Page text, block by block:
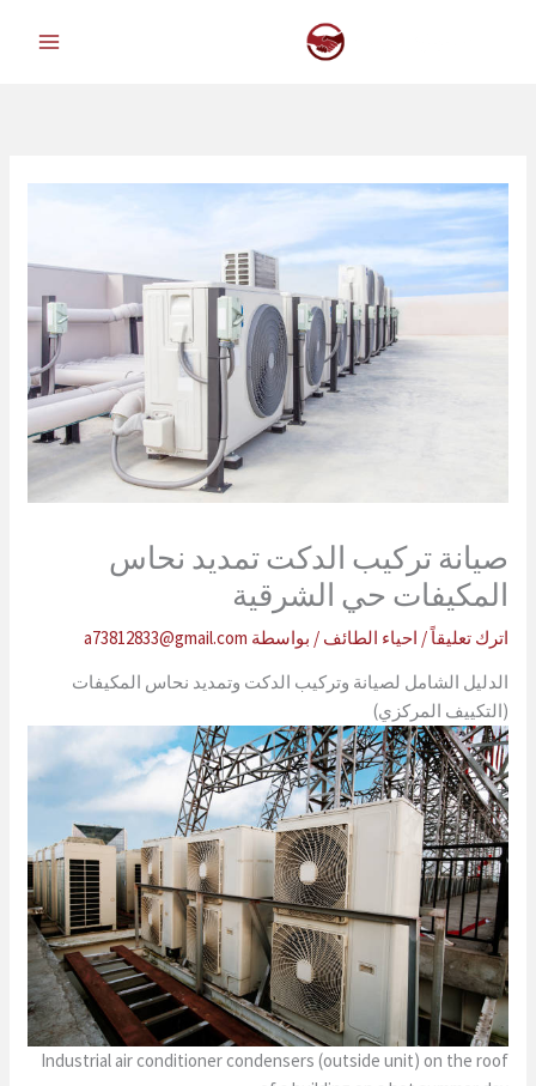
صيانة تركيب الدكت تمديد نحاس
المكيفات حي الشرقية
اترك تعليقاً / احياء الطائف / بواسطة a73812833@gmail.com
الدليل الشامل لصيانة وتركيب الدكت وتمديد نحاس المكيفات
(التكييف المركزي)
Industrial air conditioner condensers (outside unit) on the roof